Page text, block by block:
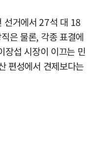
선거에서 27석 대 18
은 물론, 각종 표결에
장섭 시장이 이끄는 민
편성에서 견제보다는